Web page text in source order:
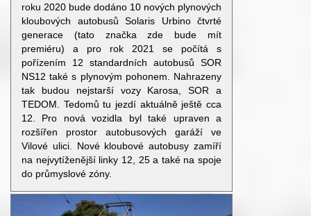
roku 2020 bude dodáno 10 nových plynových
kloubových autobusů Solaris Urbino čtvrté
generace (tato značka zde bude mít
premiéru) a pro rok 2021 se počítá s
pořízením 12 standardních autobusů SOR
NS12 také s plynovým pohonem. Nahrazeny
tak budou nejstarší vozy Karosa, SOR a
TEDOM. Tedomů tu jezdí aktuálně ještě cca
12. Pro nová vozidla byl také upraven a
rozšířen prostor autobusových garáží ve
Vilové ulici. Nové kloubové autobusy zamíří
na nejvytíženější linky 12, 25 a také na spoje
do průmyslové zóny.